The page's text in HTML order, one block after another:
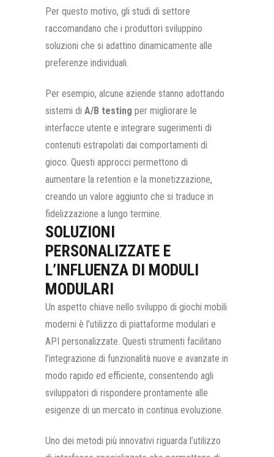
Per questo motivo, gli studi di settore
raccomandano che i produttori sviluppino
soluzioni che si adattino dinamicamente alle
preferenze individuali.
Per esempio, alcune aziende stanno adottando
sistemi di A/B testing per migliorare le
interfacce utente e integrare sugerimenti di
contenuti estrapolati dai comportamenti di
gioco. Questi approcci permettono di
aumentare la retention e la monetizzazione,
creando un valore aggiunto che si traduce in
fidelizzazione a lungo termine.
SOLUZIONI
PERSONALIZZATE E
L’INFLUENZA DI MODULI
MODULARI
Un aspetto chiave nello sviluppo di giochi mobili
moderni è l’utilizzo di piattaforme modulari e
API personalizzate. Questi strumenti facilitano
l’integrazione di funzionalità nuove e avanzate in
modo rapido ed efficiente, consentendo agli
sviluppatori di rispondere prontamente alle
esigenze di un mercato in continua evoluzione.
Uno dei metodi più innovativi riguarda l’utilizzo